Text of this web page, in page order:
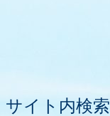
サイト内検索